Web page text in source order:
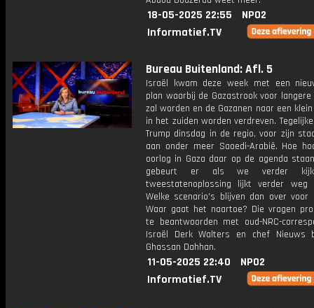
18-05-2025 22:55
NPO2
Informatief.TV
Bureau Buitenland: Afl. 5
Israël kwam deze week met een
plan waarbij de Gazastrook voor
zal worden en de Gazanen naar een
in het zuiden worden verdreven.
Trump dinsdag in de regio, voor zijn
aan onder meer Saoedi-Arabië. Hoe
oorlog in Gaza daar op de agenda
gebeurt er als we verder
tweestatenoplossing lijkt verder weg
Welke scenario's blijven dan over voor
Waar gaat het naartoe? Die vragen
te beantwoorden met oud-NRC-
Israël Derk Walters en chef Nieuws
Ghassan Dahhan.
11-05-2025 22:40
NPO2
Informatief.TV